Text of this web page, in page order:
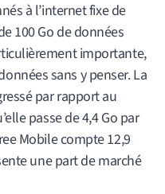
à l’internet fixe de
100 Go de données
importante,
sans y penser. La
par rapport au
passe de 4,4 Go par
Mobile compte 12,9
une part de marché